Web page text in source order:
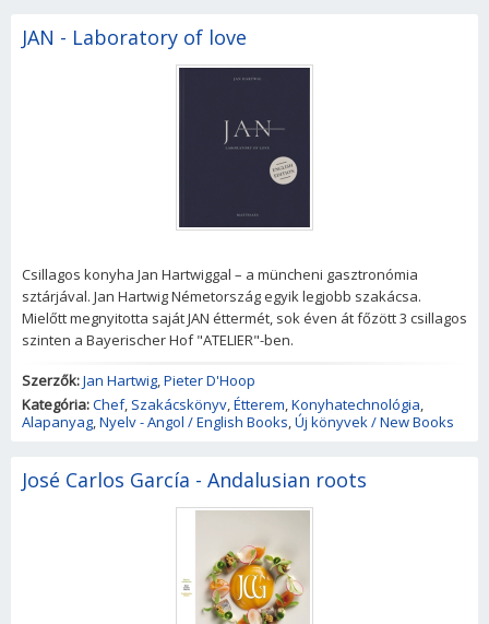
JAN - Laboratory of love
Csillagos konyha Jan Hartwiggal – a müncheni gasztronómia
sztárjával. Jan Hartwig Németország egyik legjobb szakácsa.
Mielőtt megnyitotta saját JAN éttermét, sok éven át főzött 3 csillagos
szinten a Bayerischer Hof "ATELIER"-ben.
Szerzők:Jan Hartwig,Pieter D'Hoop
Kategória:Chef, Szakácskönyv,Étterem,Konyhatechnológia,
Alapanyag,Nyelv - Angol / English Books,Új könyvek / New Books
José Carlos García - Andalusian roots